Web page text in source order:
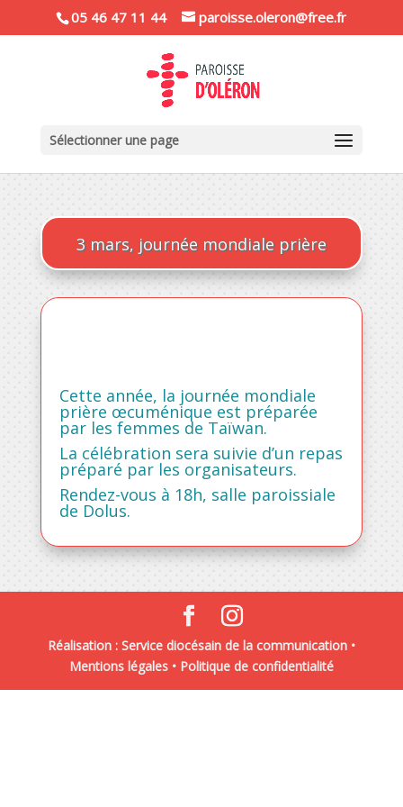
05 46 47 11 44 paroisse.oleron@free.fr
Sélectionner une page
3 mars, journée mondiale prière
Cette année, la journée mondiale
prière œcuménique est préparée
par les femmes de Taïwan.
La célébration sera suivie d’un repas
préparé par les organisateurs.
Rendez-vous à 18h, salle paroissiale
de Dolus.
Réalisation : Service diocésain de la communication •
Mentions légales• Politique de confidentialité